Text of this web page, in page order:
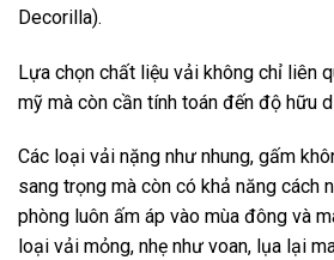
Decorilla).
Lựa chọn chất liệu vải không chỉ liên
mỹ mà còn cần tính toán đến độ hữu
Các loại vải nặng như nhung, gấm
sang trọng mà còn có khả năng cách
phòng luôn ấm áp vào mùa đông và
loại vải mỏng, nhẹ như voan, lụa lại